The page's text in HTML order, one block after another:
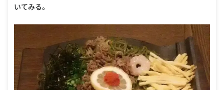
いてみる。